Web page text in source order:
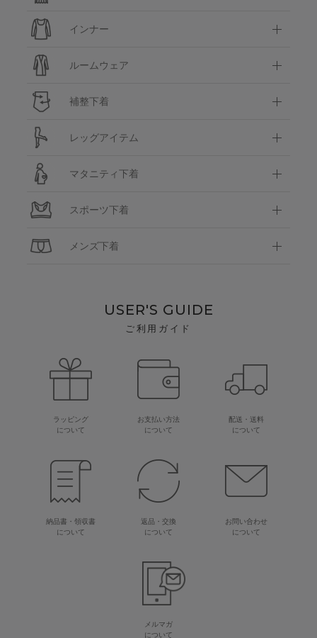
インナー
ルームウェア
補整下着
レッグアイテム
マタニティ下着
スポーツ下着
メンズ下着
USER'S GUIDE
ご利用ガイド
ラッピング
について
お支払い方法
について
配送・送料
について
納品書・領収書
について
返品・交換
について
お問い合わせ
について
メルマガ
について